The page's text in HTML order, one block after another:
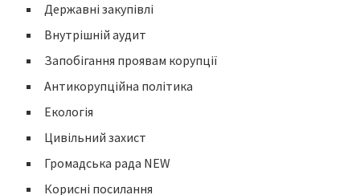
Державні закупівлі
Внутрішній аудит
Запобігання проявам корупції
Антикорупційна політика
Екологія
Цивільний захист
Громадська рада NEW
Корисні посилання